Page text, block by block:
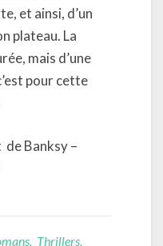
et ainsi, d’un
plateau. La
mais d’une
pour cette
de Banksy –
Thrillers,